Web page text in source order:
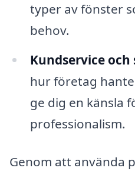
typer av fönster
behov.
Kundservice
hur företag
ge dig en känsla
professionalism.
Genom att använda